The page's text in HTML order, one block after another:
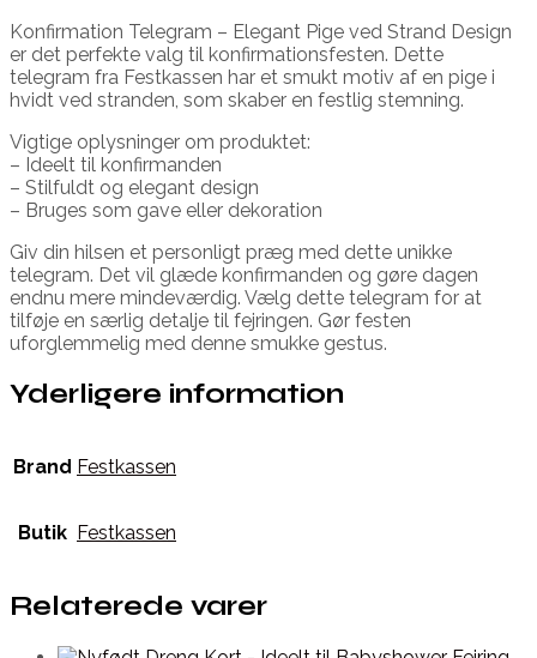
Konfirmation Telegram – Elegant Pige ved Strand Design
er det perfekte valg til konfirmationsfesten. Dette
telegram fra Festkassen har et smukt motiv af en pige i
hvidt ved stranden, som skaber en festlig stemning.
Vigtige oplysninger om produktet:
– Ideelt til konfirmanden
– Stilfuldt og elegant design
– Bruges som gave eller dekoration
Giv din hilsen et personligt præg med dette unikke
telegram. Det vil glæde konfirmanden og gøre dagen
endnu mere mindeværdig. Vælg dette telegram for at
tilføje en særlig detalje til fejringen. Gør festen
uforglemmelig med denne smukke gestus.
Yderligere information
Brand Festkassen
Butik Festkassen
Relaterede varer